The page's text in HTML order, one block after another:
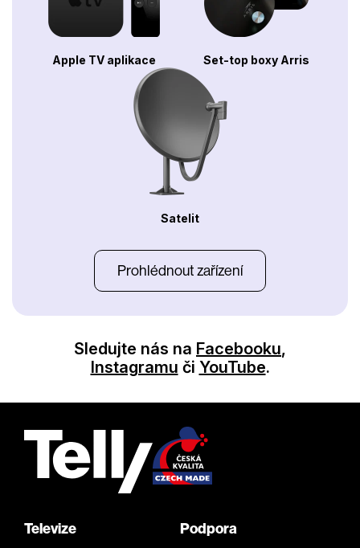
Apple TV aplikace Set-top boxy Arris
Satelit
Prohlédnout zařízení
Sledujte nás na Facebooku,
Instagramu či YouTube.
Televize Podpora